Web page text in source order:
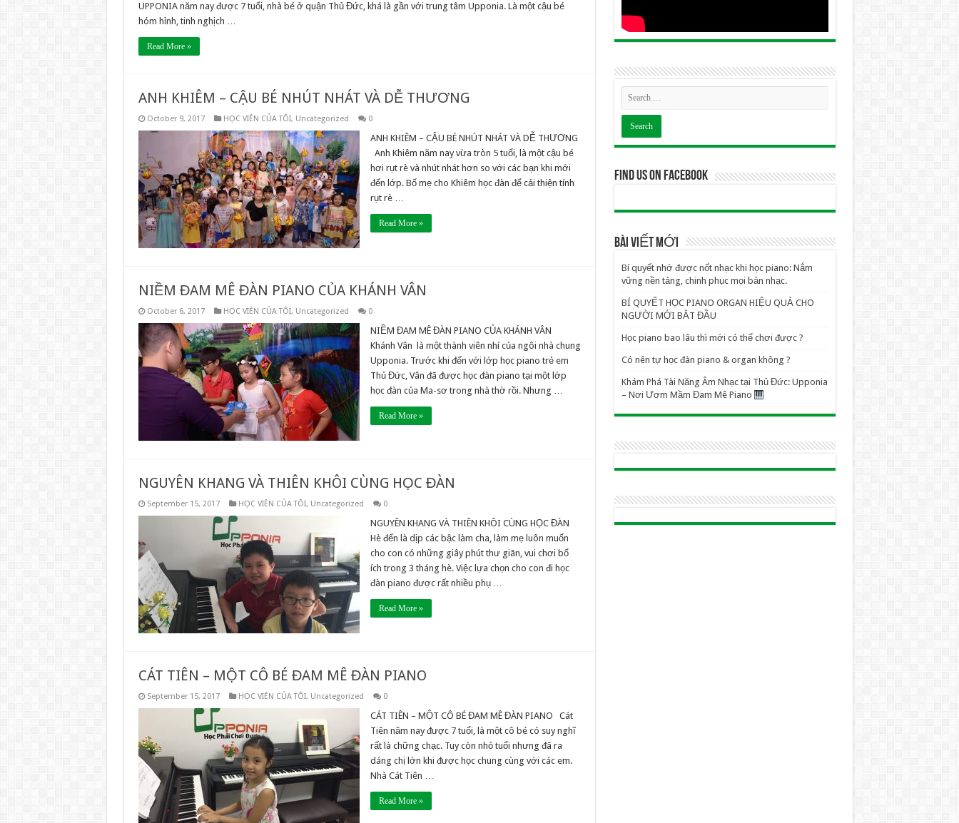
UPPONIA năm nay được 7 tuổi, nhà bé ở quận Thủ Đức, khá là gần với trung tâm Upponia. Là một cậu bé
hóm hỉnh, tinh nghịch …
Read More »
ANH KHIÊM – CẬU BÉ NHÚT NHÁT VÀ DỄ THƯƠNG
October 9, 2017 HỌC VIÊN CỦA TÔI, Uncategorized 0
ANH KHIÊM – CẬU BÉ NHÚT NHÁT VÀ DỄ THƯƠNG
Anh Khiêm năm nay vừa tròn 5 tuổi, là một cậu bé
hơi rụt rè và nhút nhát hơn so với các bạn khi mới
đến lớp. Bố mẹ cho Khiêm học đàn để cải thiện tính
rụt rè …
Read More »
NIỀM ĐAM MÊ ĐÀN PIANO CỦA KHÁNH VÂN
October 6, 2017 HỌC VIÊN CỦA TÔI, Uncategorized 0
NIỀM ĐAM MÊ ĐÀN PIANO CỦA KHÁNH VÂN
Khánh Vân là một thành viên nhí của ngôi nhà chung
Upponia. Trước khi đến với lớp học piano trẻ em
Thủ Đức, Vân đã được học đàn piano tại một lớp
học đàn của Ma-sơ trong nhà thờ rồi. Nhưng …
Read More »
NGUYÊN KHANG VÀ THIÊN KHÔI CÙNG HỌC ĐÀN
September 15, 2017 HỌC VIÊN CỦA TÔI, Uncategorized 0
NGUYÊN KHANG VÀ THIÊN KHÔI CÙNG HỌC ĐÀN
Hè đến là dịp các bậc làm cha, làm mẹ luôn muốn
cho con có những giây phút thư giãn, vui chơi bổ
ích trong 3 tháng hè. Việc lựa chọn cho con đi học
đàn piano được rất nhiều phụ …
Read More »
CÁT TIÊN – MỘT CÔ BÉ ĐAM MÊ ĐÀN PIANO
September 15, 2017 HỌC VIÊN CỦA TÔI, Uncategorized 0
CÁT TIÊN – MỘT CÔ BÉ ĐAM MÊ ĐÀN PIANO Cát
Tiên năm nay được 7 tuổi, là một cô bé có suy nghĩ
rất là chững chạc. Tuy còn nhỏ tuổi nhưng đã ra
dáng chị lớn khi được học chung cùng với các em.
Nhà Cát Tiên …
Read More »
Find us on Facebook
BÀI VIẾT MỚI
Bí quyết nhớ được nốt nhạc khi học piano: Nắm
vững nền tảng, chinh phục mọi bản nhạc.
BÍ QUYẾT HỌC PIANO ORGAN HIỆU QUẢ CHO
NGƯỜI MỚI BẮT ĐẦU
Học piano bao lâu thì mới có thể chơi được ?
Có nên tự học đàn piano & organ không ?
Khám Phá Tài Năng Âm Nhạc tại Thủ Đức: Upponia
– Nơi Ươm Mầm Đam Mê Piano